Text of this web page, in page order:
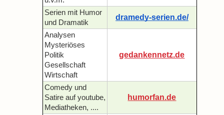
Serien mit Humor
und Dramatik
dramedy-serien.de/
Analysen
Mysteriöses
Politik
Gesellschaft
Wirtschaft
gedankennetz.de
Comedy und
Satire auf youtube,
Mediatheken, ....
humorfan.de